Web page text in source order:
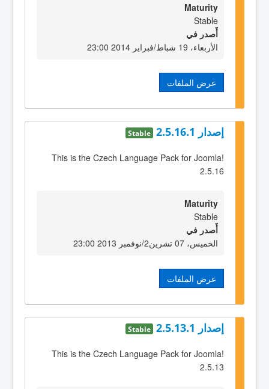
Maturity
Stable
أٌصدر في
الأربعاء، 19 شباط/فبراير 2014 23:00
عرض الملفات
إصدار 2.5.16.1 Stable
This is the Czech Language Pack for Joomla!
2.5.16
Maturity
Stable
أٌصدر في
الخميس، 07 تشرين2/نوفمبر 2013 23:00
عرض الملفات
إصدار 2.5.13.1 Stable
This is the Czech Language Pack for Joomla!
2.5.13